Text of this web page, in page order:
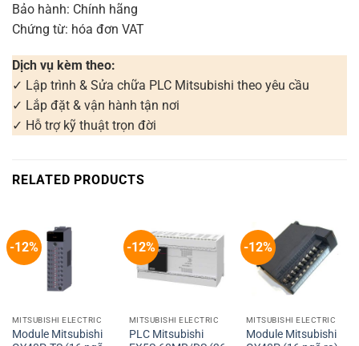
Bảo hành: Chính hãng
Chứng từ: hóa đơn VAT
Dịch vụ kèm theo:
✓ Lập trình & Sửa chữa PLC Mitsubishi theo yêu cầu
✓ Lắp đặt & vận hành tận nơi
✓ Hỗ trợ kỹ thuật trọn đời
RELATED PRODUCTS
-12%
MITSUBISHI ELECTRIC
Module Mitsubishi
-12%
MITSUBISHI ELECTRIC
PLC Mitsubishi
-12%
MITSUBISHI ELECTRIC
Module Mitsubishi